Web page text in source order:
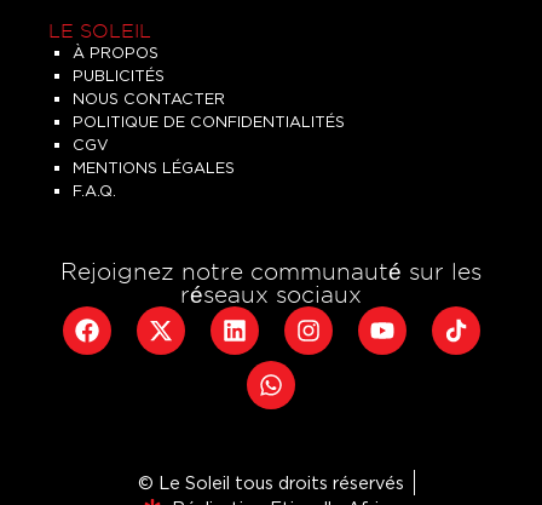
LE SOLEIL
À PROPOS
PUBLICITÉS
NOUS CONTACTER
POLITIQUE DE CONFIDENTIALITÉS
CGV
MENTIONS LÉGALES
F.A.Q.
Rejoignez notre communauté sur les
réseaux sociaux
© Le Soleil tous droits réservés